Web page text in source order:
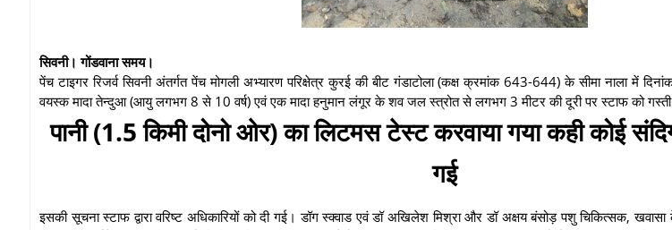
सिवनी। गोंडवाना समय।
पेंच टाइगर रिजर्व सिवनी अंतर्गत पेंच मोगली अभ्यारण परिक्षेत्र कुरई की बीट गंडाटोला (कक्ष क्रमांक 643-644) के सीमा नाला में
वयस्क मादा तेन्दुआ (आयु लगभग 8 से 10 वर्ष) एवं एक मादा हनुमान लंगूर के शव जल स्त्रोत से लगभग 3 मीटर की दूरी पर स्टाफ को गस्ती
पानी (1.5 किमी दोनो ओर) का लिटमस टेस्ट करवाया गया कही कोई
गई
इसकी सूचना स्टाफ द्वारा वरिष्ट अधिकारियों को दी गई। डॉग स्क्वाड एवं डॉ अखिलेश मिश्रा और डॉ अक्षय बंसोड़ पशु चिकित्सक,